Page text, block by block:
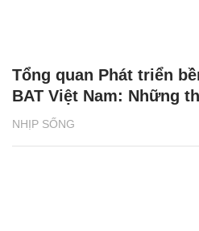
NHỊP SỐNG
Tổng quan Phát triển
BAT Việt Nam: Những